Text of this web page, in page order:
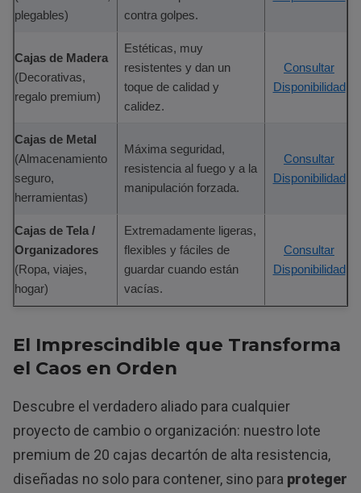
plegables)
contra golpes.
Cajas de Madera
(Decorativas,
regalo premium)
Estéticas, muy
resistentes y dan un
toque de calidad y
calidez.
Consultar
Disponibilidad
Cajas de Metal
(Almacenamiento
seguro,
herramientas)
Máxima seguridad,
resistencia al fuego y a la
manipulación forzada.
Consultar
Disponibilidad
Cajas de Tela /
Organizadores
(Ropa, viajes,
hogar)
Extremadamente ligeras,
flexibles y fáciles de
guardar cuando están
vacías.
Consultar
Disponibilidad
El Imprescindible que Transforma
el Caos en Orden
Descubre el verdadero aliado para cualquier
proyecto de cambio o organización: nuestro lote
premium de 20 cajas decartón de alta resistencia,
diseñadas no solo para contener, sino para proteger